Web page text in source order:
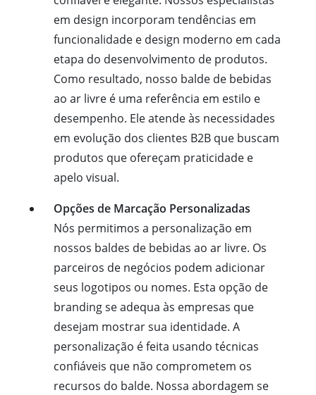
em design incorporam tendências em
funcionalidade e design moderno em cada
etapa do desenvolvimento de produtos.
Como resultado, nosso balde de bebidas
ao ar livre é uma referência em estilo e
desempenho. Ele atende às necessidades
em evolução dos clientes B2B que buscam
produtos que ofereçam praticidade e
apelo visual.
Opções de Marcação Personalizadas
Nós permitimos a personalização em
nossos baldes de bebidas ao ar livre. Os
parceiros de negócios podem adicionar
seus logotipos ou nomes. Esta opção de
branding se adequa às empresas que
desejam mostrar sua identidade. A
personalização é feita usando técnicas
confiáveis que não comprometem os
recursos do balde. Nossa abordagem se